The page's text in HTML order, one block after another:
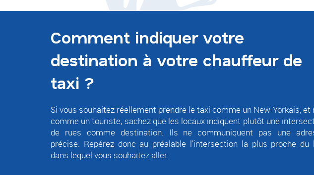
Comment indiquer votre
destination à votre chauffeur de
taxi ?
Si vous souhaitez réellement prendre le taxi comme un New-Yorkais, et
comme un touriste, sachez que les locaux indiquent plutôt une
de rues comme destination. Ils ne communiquent pas une
précise. Repérez donc au préalable l’intersection la plus proche du
dans lequel vous souhaitez aller.